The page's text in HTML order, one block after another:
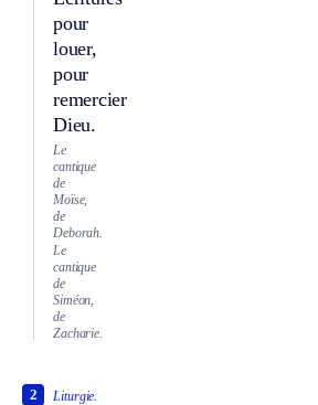
pour
louer,
pour
remercier
Dieu.
Le
cantique
de
Moïse,
de
Deborah.
Le
cantique
de
Siméon,
de
Zacharie.
Liturgie.
2